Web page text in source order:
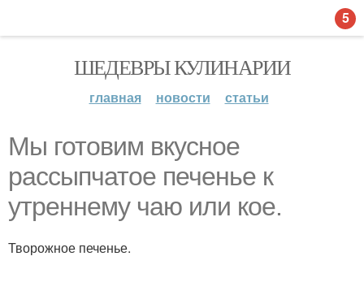
ШЕДЕВРЫ КУЛИНАРИИ
главная новости статьи
Мы готовим вкусное
рассыпчатое печенье к
утреннему чаю или кое.
Творожное печенье.
5